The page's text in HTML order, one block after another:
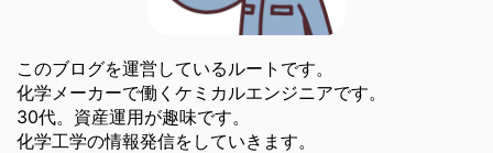
このブログを運営しているルートです。
化学メーカーで働くケミカルエンジニアです。
30代。資産運用が趣味です。
化学工学の情報発信をしていきます。